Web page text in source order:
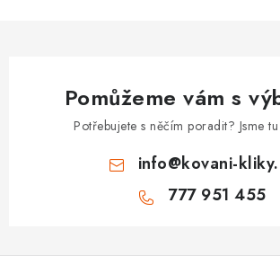
Pomůžeme vám s
Potřebujete s něčím poradit? Jsme
info@kovani-
777 951 455